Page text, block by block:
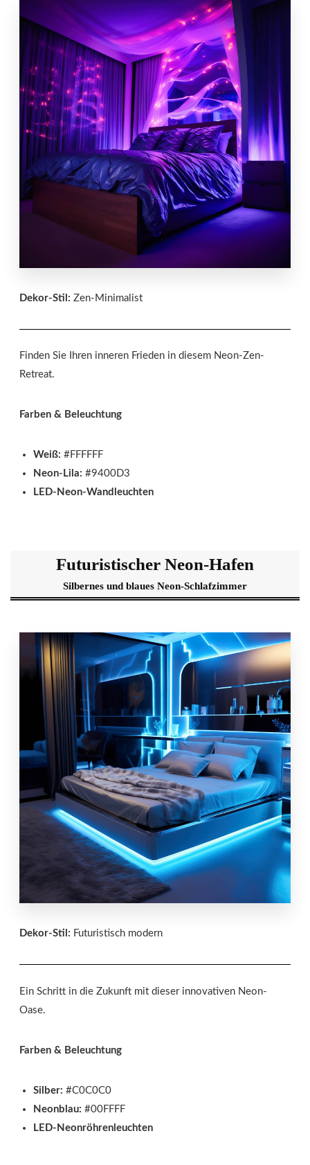
Dekor-Stil: Zen-Minimalist
Finden Sie Ihren inneren Frieden in diesem Neon-Zen-
Retreat.
Farben & Beleuchtung
Weiß:#FFFFFF
Neon-Lila:#9400D3
LED-Neon-Wandleuchten
Futuristischer Neon-Hafen
Silbernes und blaues Neon-Schlafzimmer
Dekor-Stil: Futuristisch modern
Ein Schritt in die Zukunft mit dieser innovativen Neon-
Oase.
Farben & Beleuchtung
Silber:#C0C0C0
Neonblau: #00FFFF
LED-Neonröhrenleuchten